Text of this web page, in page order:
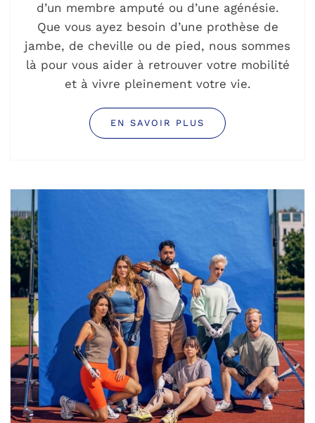
d’un membre amputé ou d’une agénésie.
Que vous ayez besoin d’une prothèse de
jambe, de cheville ou de pied, nous sommes
là pour vous aider à retrouver votre mobilité
et à vivre pleinement votre vie.
EN SAVOIR PLUS